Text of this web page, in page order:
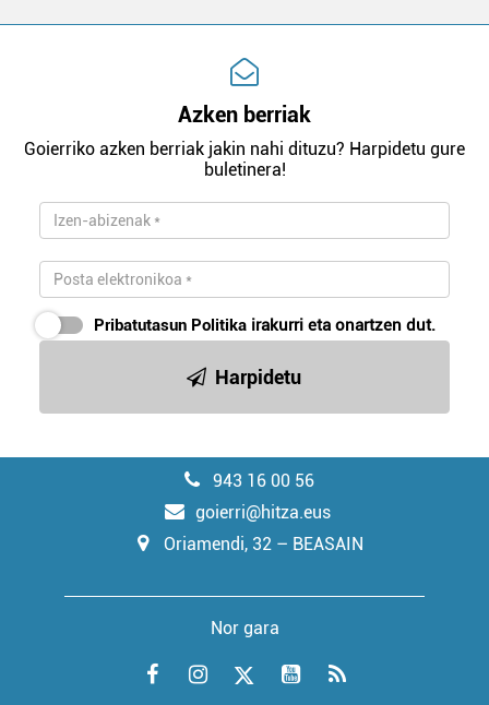
Azken berriak
Goierriko azken berriak jakin nahi dituzu? Harpidetu gure
buletinera!
Pribatutasun Politika irakurri eta onartzen dut.
Harpidetu
943 16 00 56
goierri@hitza.eus
Oriamendi, 32 – BEASAIN
Nor gara